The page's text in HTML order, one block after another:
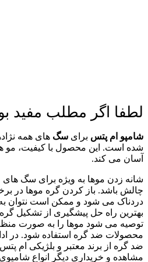
لطفا اگر مطلب مفید
شامپو ام پتس برای سگ های همه
شده است. این محصول با کیفیت، مو ها
آسان می کند.
شانه زدن موها به ویژه برای سگ های
چالش باشد. باز کردن گره موها در
دردناک می شود و ممکن است نتوان به
بهترین راه حل پیشگیری از تشکیل
توصیه می شود موها را به صورت منظم
محصولات ضد گره استفاده شود. در
ضد گره از برند معتبر و بلژیکی ام
مشاهده و خریداری دیگر انواع